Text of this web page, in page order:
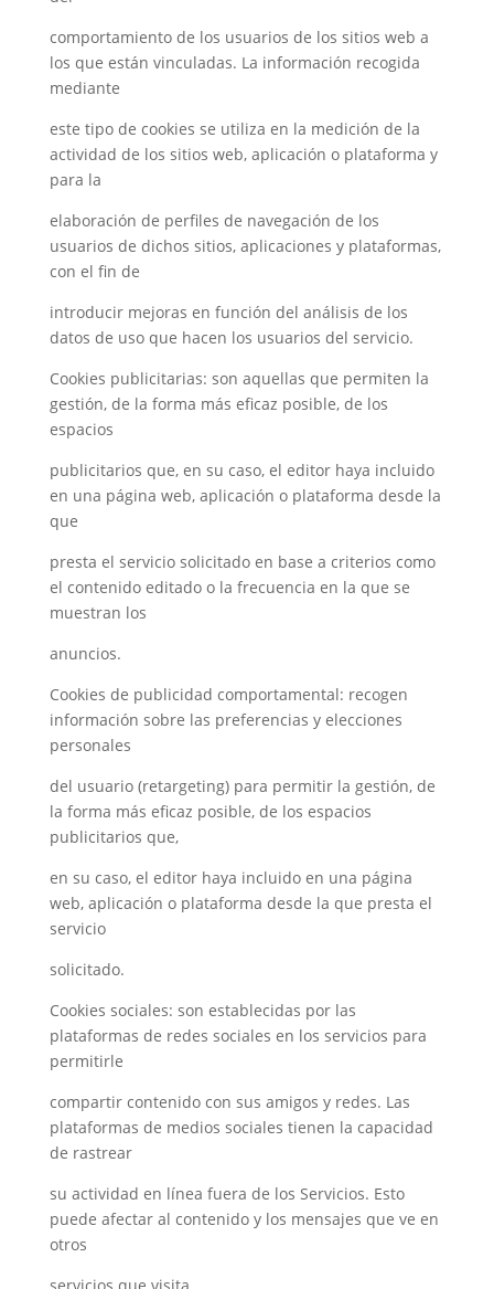
comportamiento de los usuarios de los sitios web a
los que están vinculadas. La información recogida
mediante
este tipo de cookies se utiliza en la medición de la
actividad de los sitios web, aplicación o plataforma y
para la
elaboración de perfiles de navegación de los
usuarios de dichos sitios, aplicaciones y plataformas,
con el fin de
introducir mejoras en función del análisis de los
datos de uso que hacen los usuarios del servicio.
Cookies publicitarias: son aquellas que permiten la
gestión, de la forma más eficaz posible, de los
espacios
publicitarios que, en su caso, el editor haya incluido
en una página web, aplicación o plataforma desde la
que
presta el servicio solicitado en base a criterios como
el contenido editado o la frecuencia en la que se
muestran los
anuncios.
Cookies de publicidad comportamental: recogen
información sobre las preferencias y elecciones
personales
del usuario (retargeting) para permitir la gestión, de
la forma más eficaz posible, de los espacios
publicitarios que,
en su caso, el editor haya incluido en una página
web, aplicación o plataforma desde la que presta el
servicio
solicitado.
Cookies sociales: son establecidas por las
plataformas de redes sociales en los servicios para
permitirle
compartir contenido con sus amigos y redes. Las
plataformas de medios sociales tienen la capacidad
de rastrear
su actividad en línea fuera de los Servicios. Esto
puede afectar al contenido y los mensajes que ve en
otros